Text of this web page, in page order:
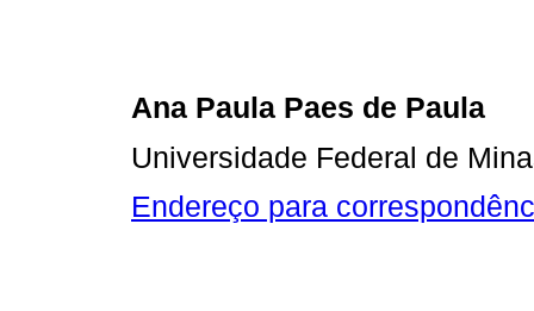
Ana Paula Paes de Paula
Universidade Federal de
Endereço para